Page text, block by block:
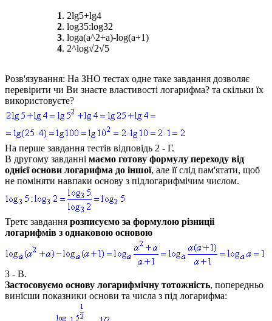
1. 2lg5+lg4
2. log35:log32
3. loga(a^2+a)-log(a+1)
4. 2^log√2√5
Розв'язування: На ЗНО тестах одне таке завдання дозволяє
перевірити чи Ви знаєте властивості логарифма? та скільки їх
використовуєте?
На перше завдання тестів відповідь 2 - Г.
В другому завданні маємо готову формулу переходу від
однієї основи логарифма до іншої, але її слід пам'ятати, щоб
не поміняти навпаки основу з підлогарифмічим числом.
Третє завдання розписуємо за формулою різниціі
логарифмів з однаковою основою
3 - В.
Застосовуємо основу логарифмічну тотожність, попередньо
винісши показники основи та числа з під логарифма: